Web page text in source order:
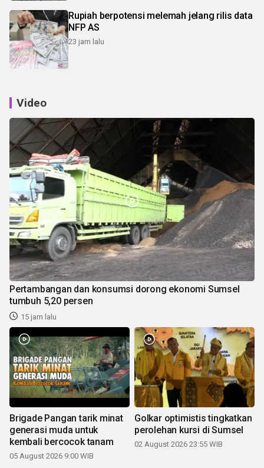
Rupiah berpotensi melemah jelang rilis data
NFP AS
23 jam lalu
Video
Pertambangan dan konsumsi dorong ekonomi Sumsel
tumbuh 5,20 persen
15 jam lalu
Brigade Pangan tarik minat
generasi muda untuk
kembali bercocok tanam
05 August 2026 9:00 WIB
Golkar optimistis tingkatkan
perolehan kursi di Sumsel
02 August 2026 23:55 WIB